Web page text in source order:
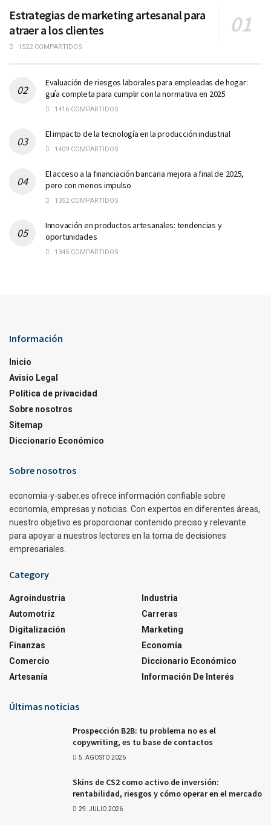
Estrategias de marketing artesanal para
atraer a los clientes
1522 COMPARTIDOS
Evaluación de riesgos laborales para empleadas de hogar:
guía completa para cumplir con la normativa en 2025
1416 COMPARTIDOS
El impacto de la tecnología en la producción industrial
1409 COMPARTIDOS
El acceso a la financiación bancaria mejora a final de 2025,
pero con menos impulso
1352 COMPARTIDOS
Innovación en productos artesanales: tendencias y
oportunidades
1345 COMPARTIDOS
Información
Inicio
Avisio Legal
Política de privacidad
Sobre nosotros
Sitemap
Diccionario Económico
Sobre nosotros
economia-y-saber.es ofrece información confiable sobre
economía, empresas y noticias. Con expertos en diferentes áreas,
nuestro objetivo es proporcionar contenido preciso y relevante
para apoyar a nuestros lectores en la toma de decisiones
empresariales.
Category
Agroindustria
Automotriz
Digitalización
Finanzas
Comercio
Artesanía
Industria
Carreras
Marketing
Economía
Diccionario Económico
Información De Interés
Últimas noticias
Prospección B2B: tu problema no es el
copywriting, es tu base de contactos
5. AGOSTO 2026
Skins de CS2 como activo de inversión:
rentabilidad, riesgos y cómo operar en el mercado
29. JULIO 2026